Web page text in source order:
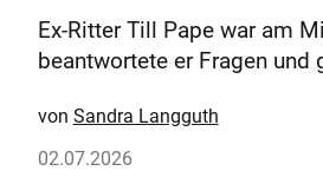
Ex-Ritter Till Pape war am
beantwortete er Fragen und
Sandra Langguth
02.07.2026